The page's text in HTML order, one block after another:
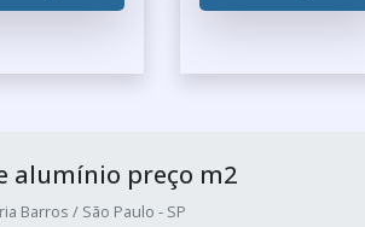
alumínio preço m2
Barros / São Paulo - SP